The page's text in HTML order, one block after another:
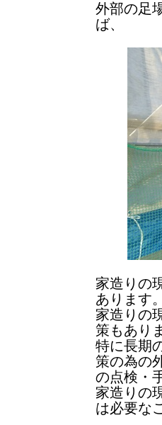
外部の足
ば、
家造りの
あります
家造りの
策もあり
特に長期
策の為の
の点検・
家造りの
は必要な